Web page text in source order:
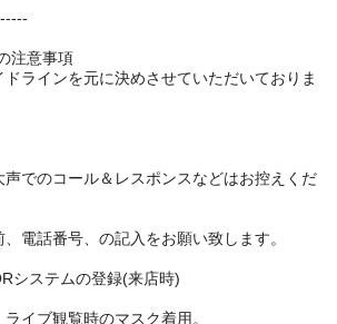
注意事項
ラインを元に決めさせていただいておりま
でのコール＆レスポンスなどはお控えくだ
電話番号、の記入をお願い致します。
システムの登録(来店時)
イブ観覧時のマスク着用。